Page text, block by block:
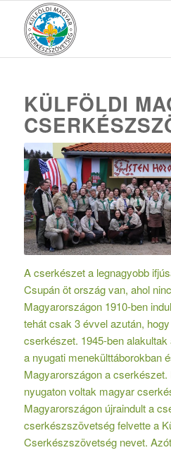
KÜLFÖLDI
A cserkészet a legnagyobb
Csupán öt ország van, ahol
Magyarországon 1910-ben
tehát csak 3 évvel azután,
cserkészet. 1945-ben
a nyugati menekülttáborokban
Magyarországon a
nyugaton voltak magyar
Magyarországon újraindult a
cserkészszövetség felvette a
Cserkészszövetség nevet.